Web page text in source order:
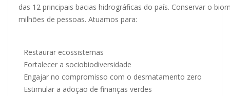
das 12 principais bacias hidrográficas do país. Conservar o
milhões de pessoas. Atuamos para:
Restaurar ecossistemas
Fortalecer a sociobiodiversidade
Engajar no compromisso com o desmatamento zero
Estimular a adoção de finanças verdes